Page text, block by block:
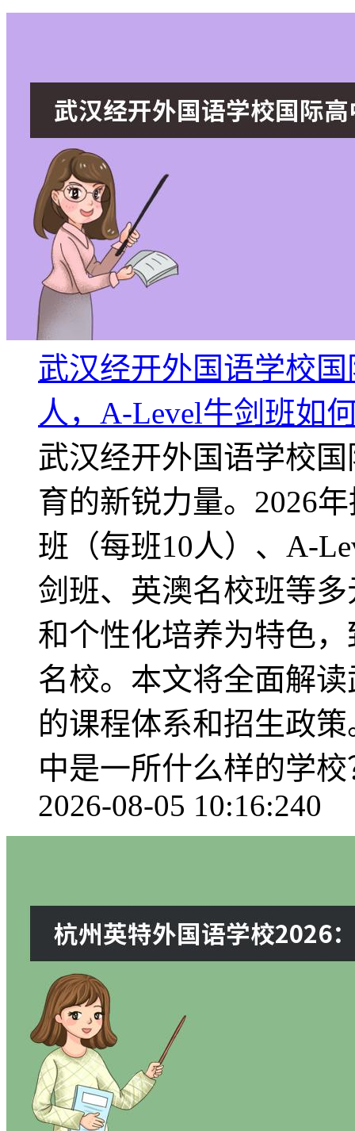
武汉经开外国语学校
人，A-Level牛剑班如
武汉经开外国语学校
育的新锐力量。2026
班（每班10人）、A-
剑班、英澳名校班等
和个性化培养为特色
名校。本文将全面解
的课程体系和招生政
中是一所什么样的学
2026-08-05 10:16:240